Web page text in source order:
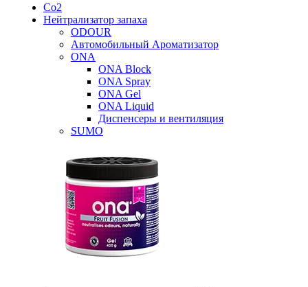
Со2
Нейтрализатор запаха
ODOUR
Автомобильный Ароматизатор
ONA
ONA Block
ONA Spray
ONA Gel
ONA Liquid
Диспенсеры и вентиляция
SUMO